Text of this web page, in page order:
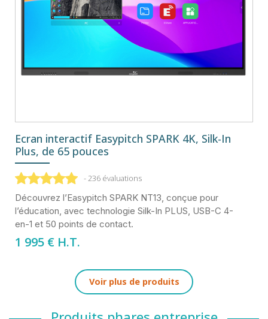
Ecran interactif Easypitch SPARK 4K, Silk-In
Plus, de 65 pouces
- 236 évaluations
Découvrez l’Easypitch SPARK NT13, conçue pour
l’éducation, avec technologie Silk-In PLUS, USB-C 4-
en-1 et 50 points de contact.
1 995 € H.T.
Voir plus de produits